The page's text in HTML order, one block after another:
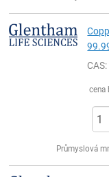
CAS:
cena
Průmyslová